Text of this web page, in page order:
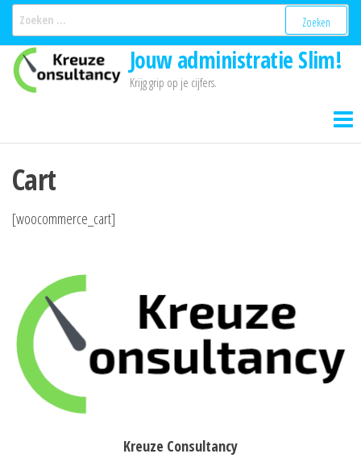
Ga
naar
inhoud
Jouw administratie Slim!
Krijg grip op je cijfers.
Cart
[woocommerce_cart]
Kreuze Consultancy